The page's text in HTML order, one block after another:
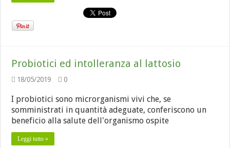
Probiotici ed intolleranza al lattosio
18/05/2019 0
I probiotici sono microrganismi vivi che, se
somministrati in quantità adeguate, conferiscono un
beneficio alla salute dell'organismo ospite
Leggi tutto »